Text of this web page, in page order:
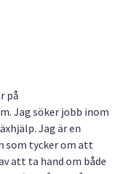
på
Jag söker jobb inom
Jag är en
som tycker om att
att ta hand om både